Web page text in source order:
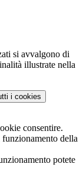
si avvalgono di
illustrate nella
i cookies
consentire.
della
potete